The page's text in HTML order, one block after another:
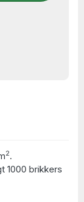
2.
1000 brikkers